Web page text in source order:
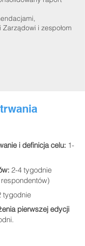
i zespołom
i definicja celu: 1-
2-4 tygodnie
tygodnie
pierwszej edycji